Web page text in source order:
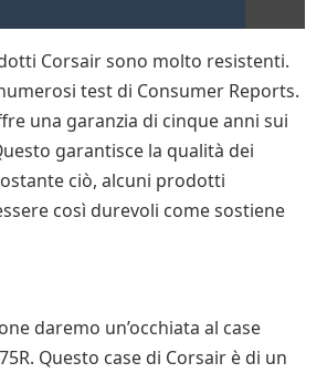
Corsair sono molto resistenti.
test di Consumer Reports.
una garanzia di cinque anni sui
garantisce la qualità dei
ciò, alcuni prodotti
così durevoli come sostiene
daremo un’occhiata al case
Questo case di Corsair è di un